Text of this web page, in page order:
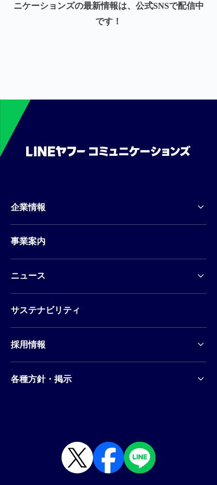
ニケーションズの最新情報は、公式SNSで配信中
です！
企業情報
事業案内
ニュース
サステナビリティ
採用情報
各種方針・掲示